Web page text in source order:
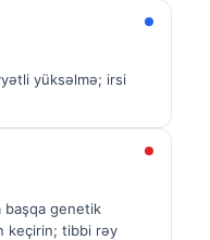
yüksəlmə; irsi
başqa genetik
keçirin; tibbi rəy